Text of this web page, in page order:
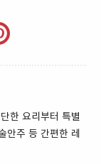
한 요리부터 특별
안주 등 간편한 레